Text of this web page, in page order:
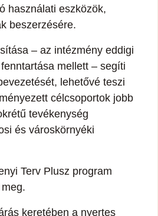
használati eszközök,
beszerzésére.
– az intézmény eddigi
mellett – segíti
lehetővé teszi
célcsoportok jobb
tevékenység
és városkörnyéki
Terv Plusz program
keretében a nyertes